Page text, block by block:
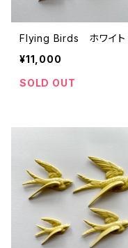
Flying Birds ホワイト
¥11,000
SOLD OUT